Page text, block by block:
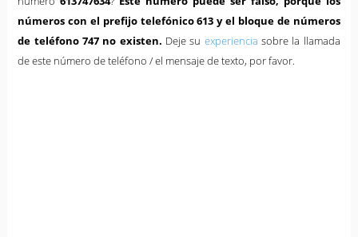
números con el prefijo telefónico 613 y el bloque de números
de teléfono 747 no existen. Deje su experiencia sobre la llamada
de este número de teléfono / el mensaje de texto, por favor.